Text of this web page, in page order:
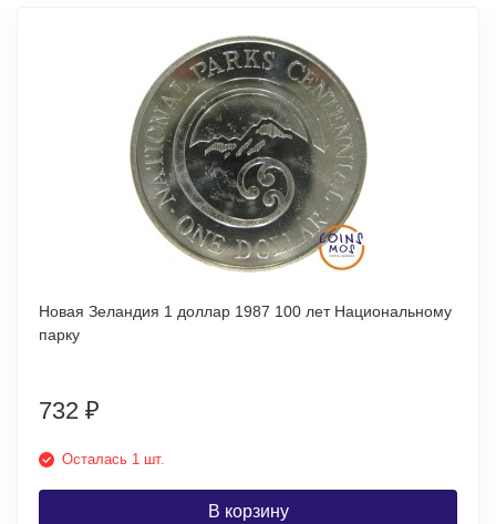
Новая Зеландия 1 доллар 1987 100 лет Национальному
парку
732 ₽
Осталась 1 шт.
В корзину